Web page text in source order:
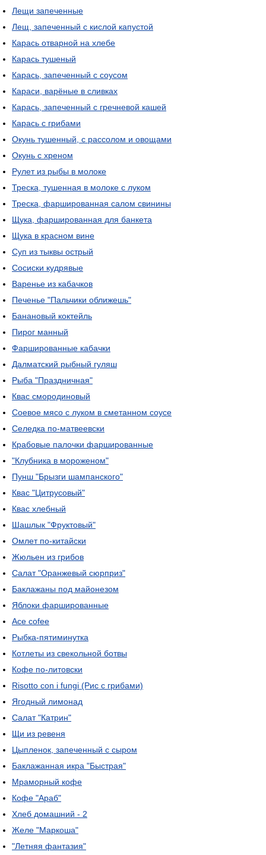
Лещи запеченные
Лещ, запеченный с кислой капустой
Карась отварной на хлебе
Карась тушеный
Карась, запеченный с соусом
Караси, варёные в сливках
Карась, запеченный с гречневой кашей
Карась с грибами
Окунь тушенный, с рассолом и овощами
Окунь с хреном
Рулет из рыбы в молоке
Треска, тушенная в молоке с луком
Треска, фаршированная салом свинины
Щука, фаршированная для банкета
Щука в красном вине
Суп из тыквы острый
Сосиски кудрявые
Варенье из кабачков
Печенье "Пальчики оближешь"
Банановый коктейль
Пирог манный
Фаршированные кабачки
Далматский рыбный гуляш
Рыба "Праздничная"
Квас смородиновый
Соевое мясо с луком в сметанном соусе
Селедка по-матвеевски
Крабовые палочки фаршированные
"Клубника в мороженом"
Пунш "Брызги шампанского"
Квас "Цитрусовый"
Квас хлебный
Шашлык "Фруктовый"
Омлет по-китайски
Жюльен из грибов
Салат "Оранжевый сюрприз"
Баклажаны под майонезом
Яблоки фаршированные
Ace cofee
Рыбка-пятиминутка
Котлеты из свекольной ботвы
Кофе по-литовски
Risotto con i fungi (Рис с грибами)
Ягодный лимонад
Салат "Катрин"
Щи из ревеня
Цыпленок, запеченный с сыром
Баклажанная икра "Быстрая"
Мраморный кофе
Кофе "Араб"
Хлеб домашний - 2
Желе "Маркоша"
"Летняя фантазия"